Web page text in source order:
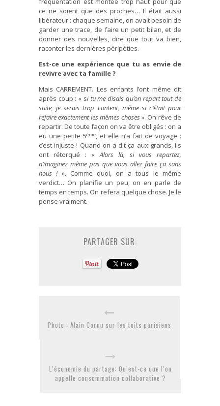
ce ne soient que des proches… Il était aussi
libérateur : chaque semaine, on avait besoin de
garder une trace, de faire un petit bilan, et de
donner des nouvelles, dire que tout va bien,
raconter les dernières péripéties.
Est-ce une expérience que tu as envie de
revivre avec ta famille ?
Mais CARREMENT. Les enfants l’ont même dit
après coup : « si tu me disais qu’on repart tout de
suite, je serais trop content, même si c’était pour
refaire exactement les mêmes choses». On rêve de
repartir. De toute façon on va être obligés : on a
eu une petite 5ème, et elle n’a fait de voyage :
c’est injuste ! Quand on a dit ça aux grands, ils
ont rétorqué : «Alors là, si vous repartez,
n’imaginez même pas que vous allez faire ça sans
nous ! ». Comme quoi, on a tous le même
verdict… On planifie un peu, on en parle de
temps en temps. On refera quelque chose. Je le
pense vraiment.
PARTAGER SUR:
Photo : Alain Cornu sur les toits parisiens
L’économie du partage: Qu’est-ce que l’on
appelle consommation collaborative ?